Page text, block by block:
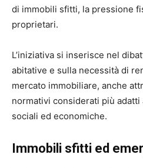
di immobili sfitti, la pressione
proprietari.
L’iniziativa si inserisce nel
abitative e sulla necessità di
mercato immobiliare, anche
normativi considerati più
sociali ed economiche.
Immobili sfitti ed